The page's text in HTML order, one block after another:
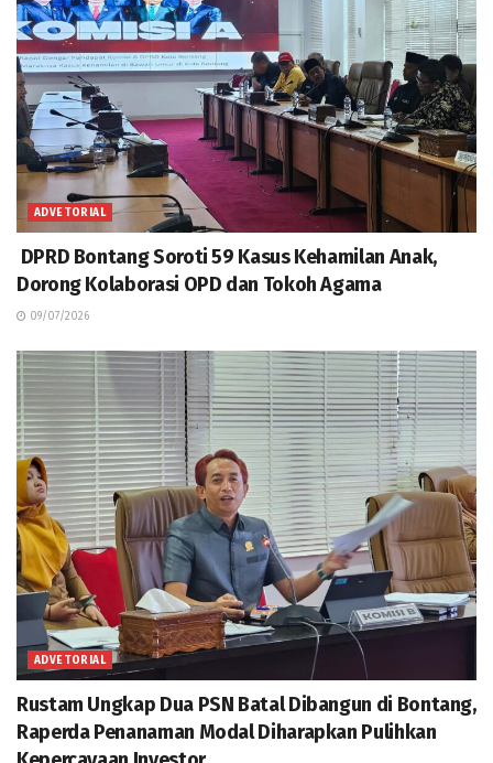
ADVETORIAL
DPRD Bontang Soroti 59 Kasus Kehamilan Anak,
Dorong Kolaborasi OPD dan Tokoh Agama
09/07/2026
ADVETORIAL
Rustam Ungkap Dua PSN Batal Dibangun di Bontang,
Raperda Penanaman Modal Diharapkan Pulihkan